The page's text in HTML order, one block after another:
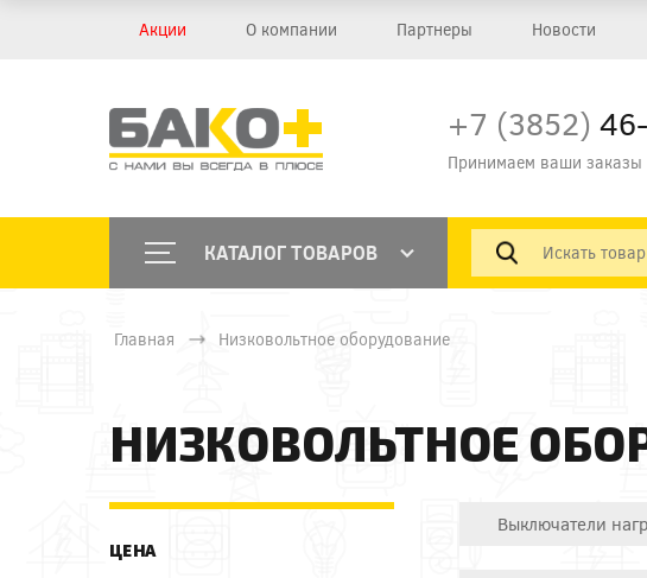
Акции О компании Партнеры Новости
+7 (3852)
Принимаем ваши заказы
КАТАЛОГ ТОВАРОВ
Главная Низковольтное оборудование
НИЗКОВОЛЬТНОЕ
ЦЕНА
Выключатели